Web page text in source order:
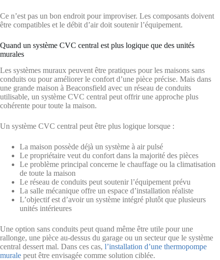
Ce n’est pas un bon endroit pour improviser. Les composants doivent
être compatibles et le débit d’air doit soutenir l’équipement.
Quand un système CVC central est plus logique que des unités
murales
Les systèmes muraux peuvent être pratiques pour les maisons sans
conduits ou pour améliorer le confort d’une pièce précise. Mais dans
une grande maison à Beaconsfield avec un réseau de conduits
utilisable, un système CVC central peut offrir une approche plus
cohérente pour toute la maison.
Un système CVC central peut être plus logique lorsque :
La maison possède déjà un système à air pulsé
Le propriétaire veut du confort dans la majorité des pièces
Le problème principal concerne le chauffage ou la climatisation
de toute la maison
Le réseau de conduits peut soutenir l’équipement prévu
La salle mécanique offre un espace d’installation réaliste
L’objectif est d’avoir un système intégré plutôt que plusieurs
unités intérieures
Une option sans conduits peut quand même être utile pour une
rallonge, une pièce au-dessus du garage ou un secteur que le système
central dessert mal. Dans ces cas, l’installation d’une thermopompe
murale peut être envisagée comme solution ciblée.